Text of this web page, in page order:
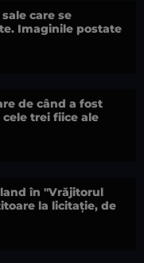
care se
Imaginile postate
de când a fost
trei fiice ale
în "Vrăjitorul
la licitație, de